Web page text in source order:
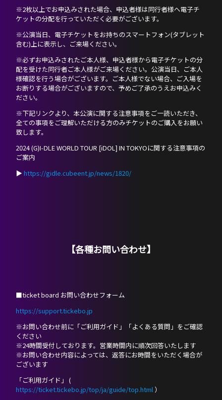
※2枚以上でお申込みされた場合、申込者様は同行者様へ電子チ
ケットの分配を行っていただく必要がございます。
※公演当日、電子チケットをお持ちのスマートフォン(タブレット
含む)上に表示し、ご来場ください。
※必ずお申込みされたご本人様、申込者様から電子チケットの分
配を受けた同行者ご本人様がご来場ください。公演当日、ご本人
様確認を行う場合がございます。ご本人様でない場合、ご入場を
お断りする場合がございますので、予めご了承のうえお申込みく
ださい。
※下記リンクより、本公演に関する注意事項をご一読いただき、
全ての事項をご理解いただける方のみチケットのご購入をお願い
致します。
2024 (G)I-DLE WORLD TOUR [iDOL] IN TOKYOに関する注意事項の
ご案内
▶︎https://gidle.cubeent.jp/news/1820/
【各種お問い合わせ】
■ticket board お問い合わせフォーム
https://support.tickebo.jp
※お問い合わせ前に「ご利用ガイド」「よくある質問」をご確認
ください
※24時間受付しております。営業時間内に順次回答いたします
※お問い合わせ内容によっては、返答にお時間をいただく場合が
ございます
「ご利用ガイド」 (
https://ticket.tickebo.jp/top/ja/guide/top.html）